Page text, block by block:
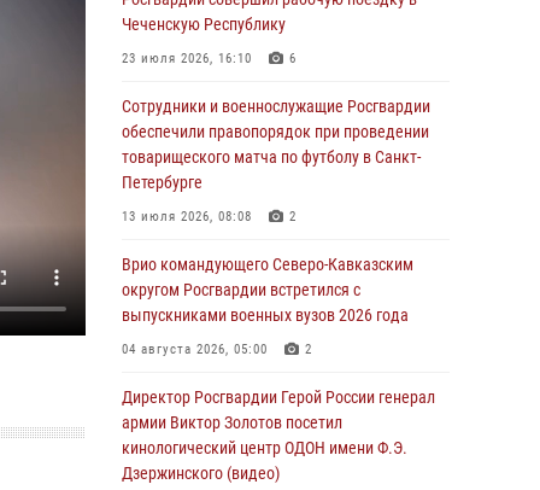
08 августа 2026, 07:00
Росгвардии провели турнир по настольному
теннису ко Дню физкультурника
08 августа 2026, 07:00
Военнослужащие Софринской бригады
патриотического проекта «Дорогой
Ломоносова — дорогой к Победе в СВО»
(видео)
08 августа 2026, 07:00 2
ОМОН «Ойрат» Управления Росгвардии по
Республике Калмыкия исполнилось 20 лет
08 августа 2026, 07:00
Чеченскую Республику
23 июля 2026, 16:10 6
Сотрудники и военнослужащие Росгвардии
обеспечили правопорядок при проведении
товарищеского матча по футболу в Санкт-
Петербурге
13 июля 2026, 08:08 2
Врио командующего Северо-Кавказским
округом Росгвардии встретился с
выпускниками военных вузов 2026 года
04 августа 2026, 05:00 2
Директор Росгвардии Герой России генерал
армии Виктор Золотов посетил
кинологический центр ОДОН имени Ф.Э.
Дзержинского (видео)